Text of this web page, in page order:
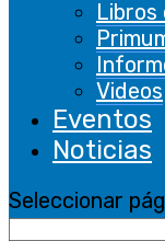
Libros
Videos
Eventos
Noticias
Seleccionar
cookielawinfo-
checbox-